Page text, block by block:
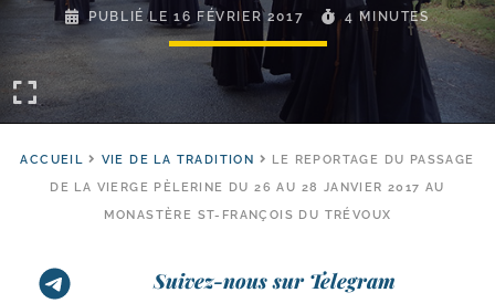
PUBLIÉ LE16 FÉVRIER 2017 4 MINUTES
ACCUEIL VIE DE LA TRADITION
LE REPORTAGE DU PASSAGE
DE LA VIERGE PÈLERINE DU 26 AU 28 JANVIER 2017 AU
MONASTÈRE ST-​FRANÇOIS DU TRÉVOUX
Suivez-nous sur Telegram